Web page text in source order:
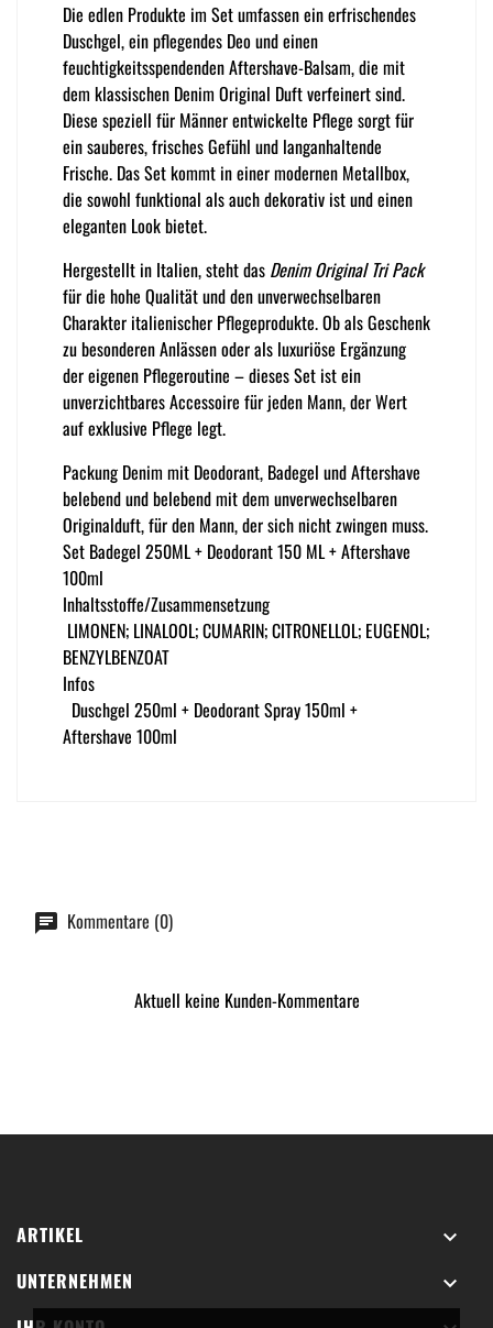
Die edlen Produkte im Set umfassen ein erfrischendes
Duschgel, ein pflegendes Deo und einen
feuchtigkeitsspendenden Aftershave-Balsam, die mit
dem klassischen Denim Original Duft verfeinert sind.
Diese speziell für Männer entwickelte Pflege sorgt für
ein sauberes, frisches Gefühl und langanhaltende
Frische. Das Set kommt in einer modernen Metallbox,
die sowohl funktional als auch dekorativ ist und einen
eleganten Look bietet.
Hergestellt in Italien, steht das Denim Original Tri Pack
für die hohe Qualität und den unverwechselbaren
Charakter italienischer Pflegeprodukte. Ob als Geschenk
zu besonderen Anlässen oder als luxuriöse Ergänzung
der eigenen Pflegeroutine – dieses Set ist ein
unverzichtbares Accessoire für jeden Mann, der Wert
auf exklusive Pflege legt.
Packung Denim mit Deodorant, Badegel und Aftershave
belebend und belebend mit dem unverwechselbaren
Originalduft, für den Mann, der sich nicht zwingen muss.
Set Badegel 250ML + Deodorant 150 ML + Aftershave
100ml
Inhaltsstoffe/Zusammensetzung
LIMONEN; LINALOOL; CUMARIN; CITRONELLOL; EUGENOL;
BENZYLBENZOAT
Infos
Duschgel 250ml + Deodorant Spray 150ml +
Aftershave 100ml
Kommentare (0)
Aktuell keine Kunden-Kommentare
ARTIKEL

UNTERNEHMEN
